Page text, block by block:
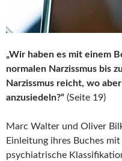
„Wir haben es mit einem
normalen Narzissmus bis
Narzissmus reicht, wo
anzusiedeln?“ (Seite 19)
Marc Walter und Oliver
Einleitung ihres Buches
psychiatrische